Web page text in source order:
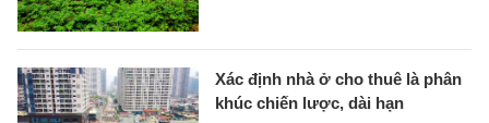
Xác định nhà ở cho thuê là phân
khúc chiến lược, dài hạn